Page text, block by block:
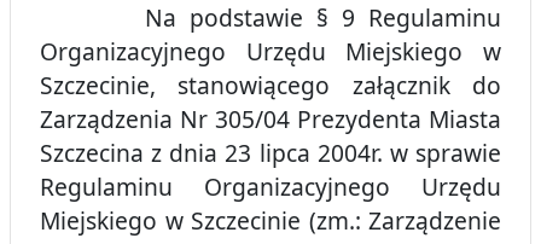
Na podstawie § 9 Regulaminu
Organizacyjnego Urzędu Miejskiego w
Szczecinie, stanowiącego załącznik do
Zarządzenia Nr 305/04 Prezydenta Miasta
Szczecina z dnia 23 lipca 2004r. w sprawie
Regulaminu Organizacyjnego Urzędu
Miejskiego w Szczecinie (zm.: Zarządzenie